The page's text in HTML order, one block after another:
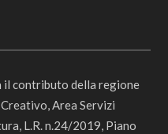
il contributo della regione
Area Servizi
L.R. n.24/2019, Piano